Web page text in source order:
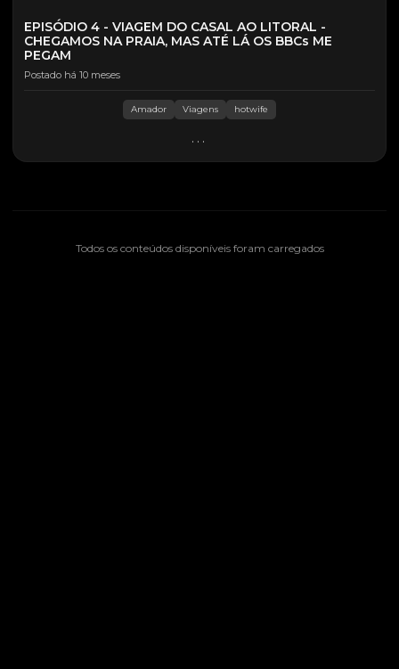
EPISÓDIO 4 - VIAGEM DO CASAL AO LITORAL -
CHEGAMOS NA PRAIA, MAS ATÉ LÁ OS BBCs ME
PEGAM
Postado há 10 meses
Amador Viagens hotwife
...
Todos os conteúdos disponíveis foram carregados